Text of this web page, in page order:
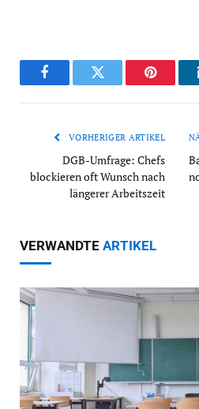
FacebookTwitter Pinterest
VORHERIGER ARTIKEL
DGB-Umfrage: Chefs
blockieren oft Wunsch nach
längerer Arbeitszeit
VERWANDTE ARTIKEL